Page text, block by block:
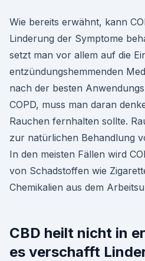
Wie bereits erwähnt, kann
Linderung der Symptome
setzt man vor allem auf die
entzündungshemmenden
nach der besten
COPD, muss man daran
Rauchen fernhalten sollte.
zur natürlichen Behandlung
In den meisten Fällen wird
von Schadstoffen wie
Chemikalien aus dem
CBD heilt nicht in
es verschafft